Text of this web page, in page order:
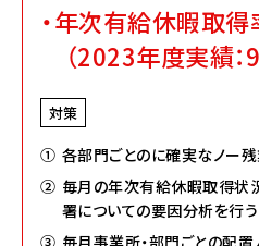
・年次有給休暇取
（2023年度実績：
対策
① 各部門ごとのに確実なノー
② 毎月の年次有給休暇取得状
署についての要因分析を行う
③ 毎月事業所・部門ごとの配